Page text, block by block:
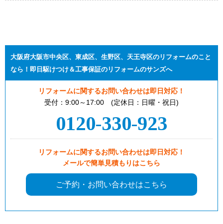
大阪府大阪市中央区、東成区、生野区、天王寺区のリフォームのこと
なら！即日駆けつけ＆工事保証のリフォームのサンズへ
リフォームに関するお問い合わせは即日対応！
受付：9:00～17:00 (定休日：日曜・祝日)
0120-330-923
リフォームに関するお問い合わせは即日対応！
メールで簡単見積もりはこちら
ご予約・お問い合わせはこちら